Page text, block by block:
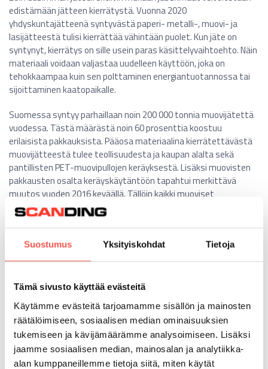
Suostumus Yksityiskohdat Tietoja
Tämä sivusto käyttää evästeitä
Käytämme evästeitä tarjoamamme sisällön ja mainosten
räätälöimiseen, sosiaalisen median ominaisuuksien
tukemiseen ja kävijämäärämme analysoimiseen. Lisäksi
jaamme sosiaalisen median, mainosalan ja analytiikka-
alan kumppaneillemme tietoja siitä, miten käytät
edistämään jätteen kierrätystä. Vuonna 2020
yhdyskuntajätteenä syntyvästä paperi- metalli-, muovi- ja
lasijätteestä tulisi kierrättää vähintään puolet. Kun jäte on
syntynyt, kierrätys on sille usein paras käsittelyvaihtoehto. Näin
materiaali voidaan valjastaa uudelleen käyttöön, joka on
tehokkaampaa kuin sen polttaminen energiantuotannossa tai
sijoittaminen kaatopaikalle.
Suomessa syntyy parhaillaan noin 200 000 tonnia muovijätettä
vuodessa. Tästä määrästä noin 60 prosenttia koostuu
erilaisista pakkauksista. Pääosa materiaalina kierrätettävästä
muovijätteestä tulee teollisuudesta ja kaupan alalta sekä
pantillisten PET-muovipullojen keräyksestä. Lisäksi muovisten
pakkausten osalta keräyskäytäntöön tapahtui merkittävä
muutos vuoden 2016 keväällä. Tällöin kaikki muoviset
kuluttajapakkaukset siirrettiin kuuluvaksi tuottajavastuun
piiriin, jolloin tuottaja tai tähän rinnastettava taho vastaa
siitä aiheutuvista kustannuksista.
kiertotaloudelle. Kierrätyksen avulla parannetaan
Kestävä kehitys ja aktiivinen kierrättäminen koskettavat eri
aloja tulevaisuudessa entistäkin laajemmassa mittakaavassa.
Kierrätysmenetelmien kehittäminen painottuu yhä
haastavampiin ratkaisuihin.